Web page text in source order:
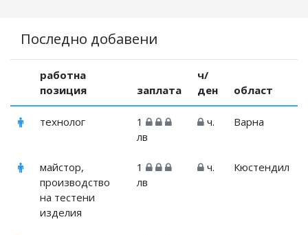
Последно добавени
работна
позиция
заплата
ч/
ден
област
технолог
1
лв
ч. Варна
майстор,
производство
на тестени
изделия
1
лв
ч. Кюстендил